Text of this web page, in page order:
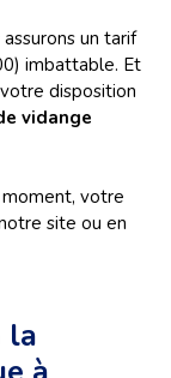
un tarif
imbattable. Et
disposition
vidange
votre
site ou en
la